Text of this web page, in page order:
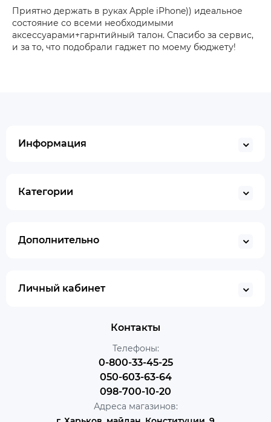
Приятно держать в руках Apple iPhone)) идеальное
состояние со всеми необходимыми
аксессуарами+гарнтийный талон. Спасибо за сервис,
и за то, что подобрали гаджет по моему бюджету!
Информация
Категории
Дополнительно
Личный кабинет
Контакты
Телефоны:
0-800-33-45-25
050-603-63-64
098-700-10-20
Адреса магазинов: